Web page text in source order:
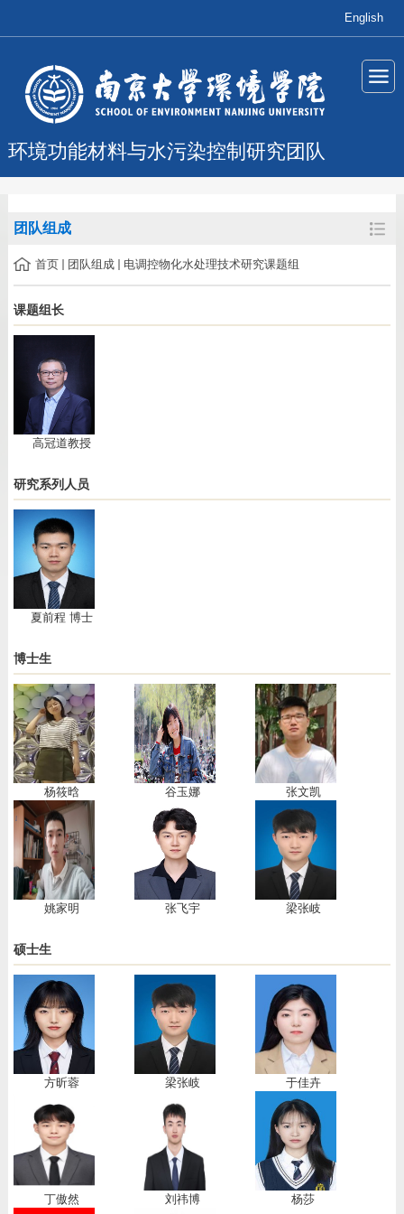
English
环境功能材料与水污染控制研究团队
团队组成
首页 团队组成 电调控物化水处理技术研究课题组
课题组长
高冠道教授
研究系列人员
夏前程 博士
博士生
杨筱晗 谷玉娜 张文凯
姚家明 张飞宇 梁张岐
硕士生
方昕蓉 梁张岐 ​于佳卉
丁傲然 刘祎博 杨莎